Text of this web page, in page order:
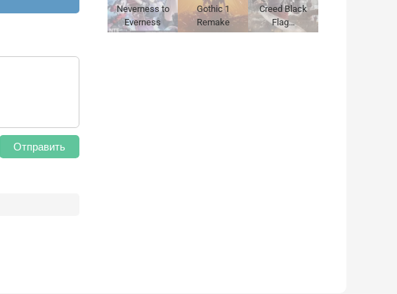
Отправить
Neverness to
Everness
Gothic 1
Remake
Creed Black
Flag…